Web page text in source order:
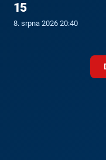
15
8. srpna 2026 20:40